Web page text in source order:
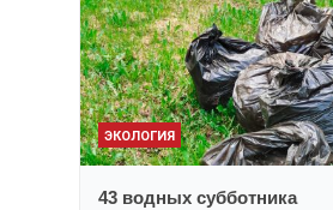
ЭКОЛОГИЯ
43 водных субботника